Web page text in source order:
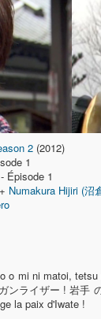
2 (2012)
1
Épisode 1
+ Numakura Hijiri (沼
o mi ni matoi,
ンライザー ! 岩手
la paix d'Iwate !